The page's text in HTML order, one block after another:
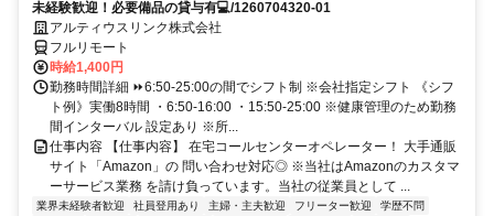
未経験歓迎！必要備品の貸与有💻/1260704320-01
アルティウスリンク株式会社
フルリモート
時給1,400円
勤務時間詳細 ⏩6:50-25:00の間でシフト制 ※会社指定シフト 《シフ
ト例》実働8時間 ・6:50-16:00 ・15:50-25:00 ※健康管理のため勤務
間インターバル 設定あり ※所...
仕事内容 【仕事内容】 在宅コールセンターオペレーター！ 大手通販
サイト「Amazon」の 問い合わせ対応◎ ※当社はAmazonのカスタマ
ーサービス業務 を請け負っています。当社の従業員として ...
業界未経験者歓迎 社員登用あり 主婦・主夫歓迎 フリーター歓迎
学歴不問